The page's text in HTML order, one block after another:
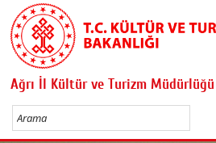
Ağrı İl Kültür ve Turizm Müdürlüğü